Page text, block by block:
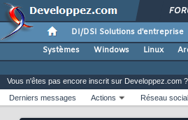
DI/DSI Solutions d'entreprise
Systèmes
Windows Linux
Vous n'êtes pas encore inscrit sur Developpez.com ?
Derniers messages
Actions Réseau social